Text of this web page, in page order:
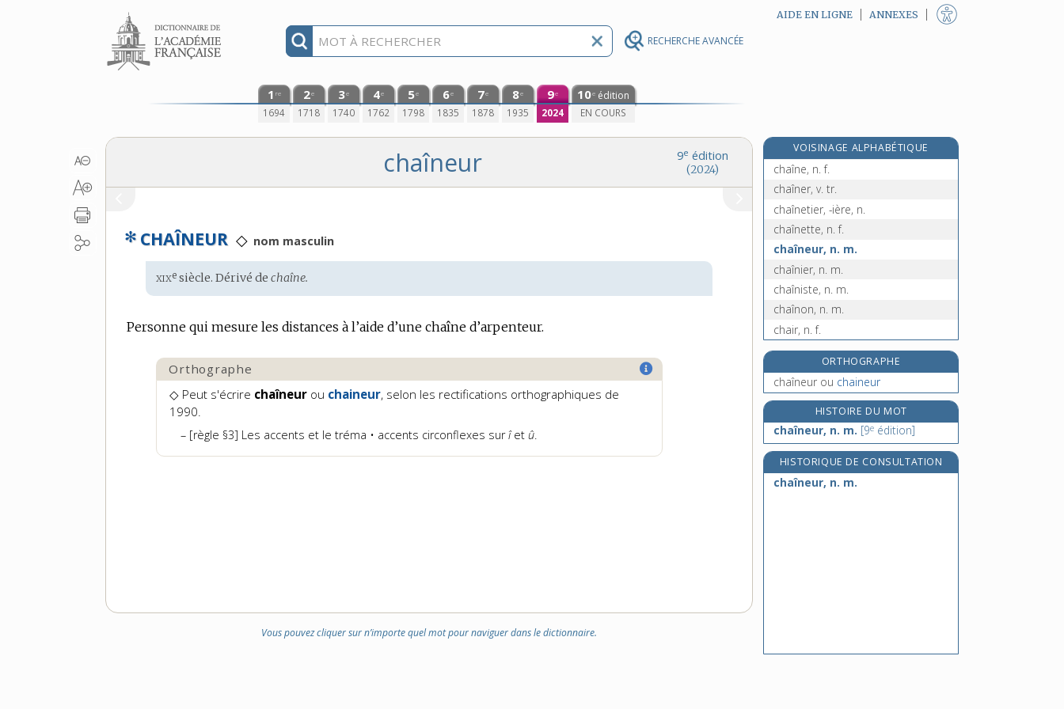
RECHERCHE AVANCÉE
Aller au contenu AIDE EN LIGNE ANNEXES
1 re
1694
2e
1718
3e
1740
4e
1762
5e
1798
6e
1835
7e
1878
8e
1935
9e
2024
10e édition
EN COURS
9e édition
(2024)
chaîneur
✻ CHAÎNEUR ◇ nom masculin
Étymologie
:
xixe siècle. Dérivé dechaîne.
Personne qui mesure les distances à l’aide d’une chaîne d’arpenteur.
Orthographe
◇ Peut s'écrire chaîneur ou chaineur, selon les rectifications orthographiques de
1990.
[règle §3] Les accents et le tréma • accents circonflexes surîet û.
Vous pouvez cliquer sur n’importe quel mot pour naviguer dans le dictionnaire.
VOISINAGE ALPHABÉTIQUE
chaînage, n. m.
chaîne, n. f.
chaîner, v. tr.
chaînetier, -ière, n.
chaînette, n. f.
chaîneur, n. m.
chaînier, n. m.
chaîniste, n. m.
chaînon, n. m.
chair, n. f.
chaire, n. f.
chais, n. m.
chaise, n. f.
chaisier, -ière, n.
chaland [I], n. m.
ORTHOGRAPHE
chaîneur ou chaineur
HISTOIRE DU MOT
chaîneur, n. m. [9e édition]
HISTORIQUE DE CONSULTATION
chaîneur, n. m.